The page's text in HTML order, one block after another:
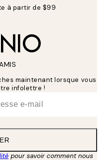
à partir de $99
maintenant lorsque vous
infolettre !
pour savoir comment nous